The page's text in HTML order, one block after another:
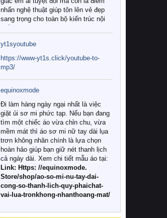
nhấn nghệ thuật giúp tôn lên vẻ đẹp
sang trọng cho toàn bộ kiến trúc nội
Tuy nhiên, giữa thị trường đa dạng
với vô vàn thương hiệu và mẫu mã
như hiện nay, làm thế nào để chọn
được những bộ chăn ga gối đệm cao
cấp thực sự chất lượng, phù hợp với
khí hậu và nhu cầu sử dụng của gia
đình? Hãy cùng chúng tôi đi tìm lời
giải đáp chi tiết qua bài viết dưới đây.
1. Tại sao các gia đình hiện đại lại ưa
chuộng chăn ga gối đệm cao cấp?
Khác với các dòng sản phẩm thông
thường, những bộ chăn ga gối đệm
cao cấp trải qua quy trình sản xuất
nghiêm ngặt từ khâu chọn lọc nguyên
liệu tự nhiên đến công nghệ dệt
nhuộm hiện đại không chứa hóa chất
yt1syoutube
https://www-yt1s.click/youtube-to-
mp3/
equinoxmode
Đi làm hàng ngày ngại nhất là việc
giặt ủi sơ mi phức tạp. Nếu bạn đang
tìm một chiếc áo vừa chỉn chu, vừa
mềm mát thì áo sơ mi nữ tay dài lụa
trơn không nhăn chính là lựa chọn
hoàn hảo giúp bạn giữ nét thanh lịch
cả ngày dài. Xem chi tiết mẫu áo tại:
Link: Https: //equinoxmode.
Store/shop/ao-so-mi-nu-tay-dai-
cong-so-thanh-lich-quy-phaichat-
vai-lua-tronkhong-nhanthoang-mat/